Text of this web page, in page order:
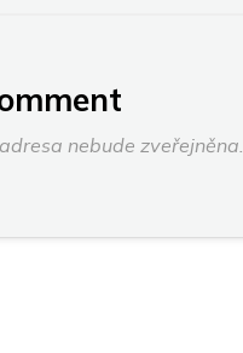
nebude zveřejněna.